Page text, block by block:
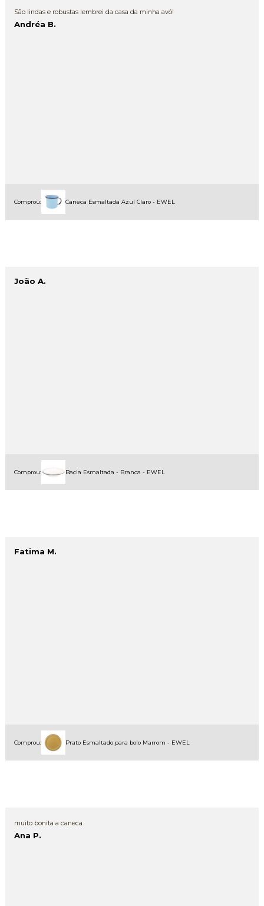
São lindas e robustas lembrei da casa da minha avó!
Andréa B.
Comprou: Caneca Esmaltada Azul Claro - EWEL
João A.
Comprou: Bacia Esmaltada - Branca - EWEL
Fatima M.
Comprou: Prato Esmaltado para bolo Marrom - EWEL
muito bonita a caneca.
Ana P.